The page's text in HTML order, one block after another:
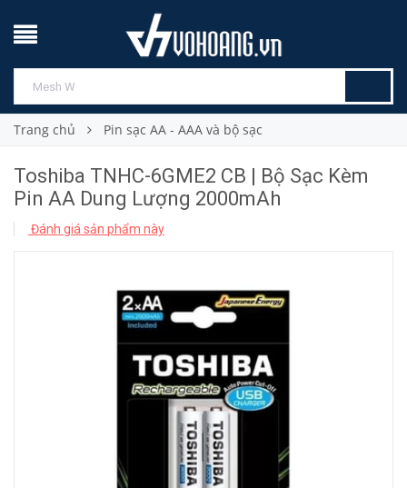
Trang chủ Pin sạc AA - AAA và bộ sạc
Toshiba TNHC-6GME2 CB | Bộ Sạc Kèm
Pin AA Dung Lượng 2000mAh
Đánh giá sản phẩm này